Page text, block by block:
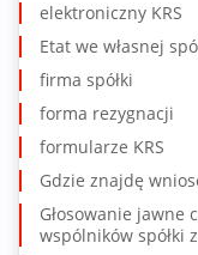
elektroniczny KRS
Etat we własnej
firma spółki
forma rezygnacji
formularze KRS
Gdzie znajdę
Głosowanie jawne
wspólników spółki